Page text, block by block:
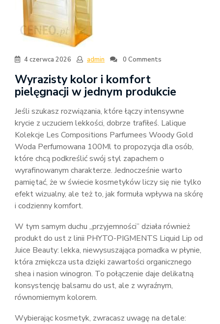
4 czerwca 2026 admin 0 Comments
Wyrazisty kolor i komfort
pielęgnacji w jednym produkcie
Jeśli szukasz rozwiązania, które łączy intensywne
krycie z uczuciem lekkości, dobrze trafiłeś. Lalique
Kolekcje Les Compositions Parfumees Woody Gold
Woda Perfumowana 100Ml to propozycja dla osób,
które chcą podkreślić swój styl zapachem o
wyrafinowanym charakterze. Jednocześnie warto
pamiętać, że w świecie kosmetyków liczy się nie tylko
efekt wizualny, ale też to, jak formuła wpływa na skórę
i codzienny komfort.
W tym samym duchu „przyjemności” działa również
produkt do ust z linii PHYTO-PIGMENTS Liquid Lip od
Juice Beauty: lekka, niewysuszająca pomadka w płynie,
która zmiękcza usta dzięki zawartości organicznego
shea i nasion winogron. To połączenie daje delikatną
konsystencję balsamu do ust, ale z wyraźnym,
równomiernym kolorem.
Wybierając kosmetyk, zwracasz uwagę na detale: